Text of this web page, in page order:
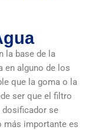
la base de la
en alguno de los
que la goma o la
ser que el filtro
dosificador se
más importante es